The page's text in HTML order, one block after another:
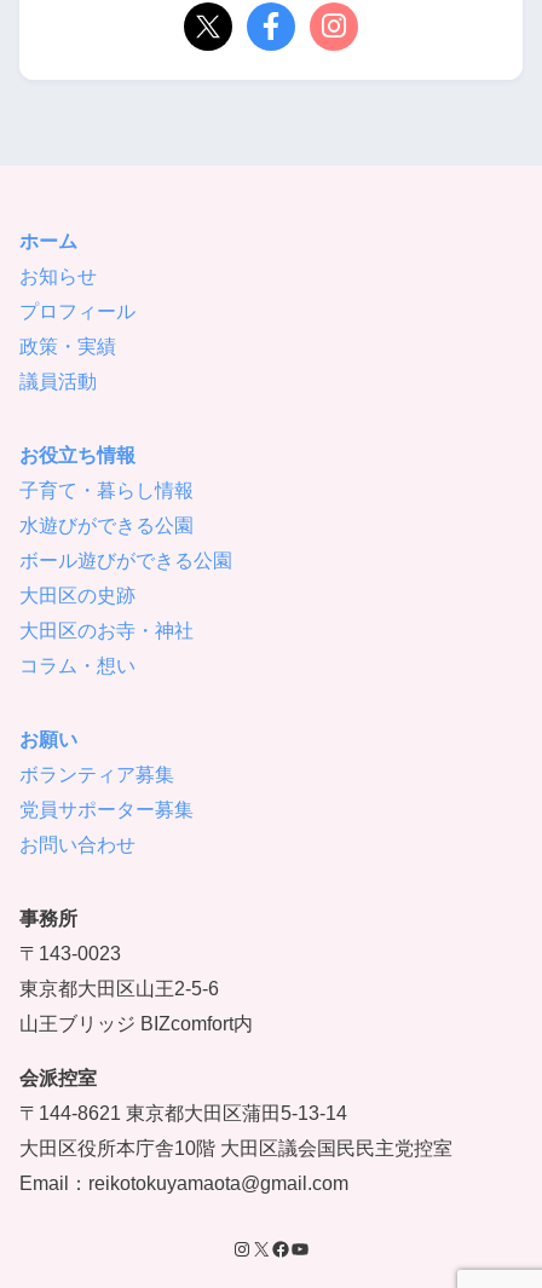
ホーム
お知らせ
プロフィール
政策・実績
議員活動
お役立ち情報
子育て・暮らし情報
水遊びができる公園
ボール遊びができる公園
大田区の史跡
大田区のお寺・神社
コラム・想い
お願い
ボランティア募集
党員サポーター募集
お問い合わせ
事務所
〒143-0023
東京都大田区山王2-5-6
山王ブリッジ BIZcomfort内
会派控室
〒144-8621 東京都大田区蒲田5-13-14
大田区役所本庁舎10階 大田区議会国民民主党控室
Email：reikotokuyamaota@gmail.com